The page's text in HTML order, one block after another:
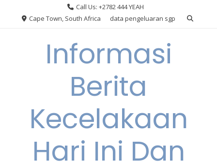
Call Us: +2782 444 YEAH
Cape Town, South Africa
data pengeluaran sgp
Informasi
Berita
Kecelakaan
Hari Ini Dan